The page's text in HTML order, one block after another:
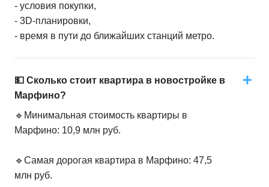
- условия покупки,
- 3D-планировки,
- время в пути до ближайших станций метро.
💵 Сколько стоит квартира в новостройке в
Марфино?
🔹Минимальная стоимость квартиры в
Марфино: 10,9 млн руб.
🔹Самая дорогая квартира в Марфино: 47,5
млн руб.